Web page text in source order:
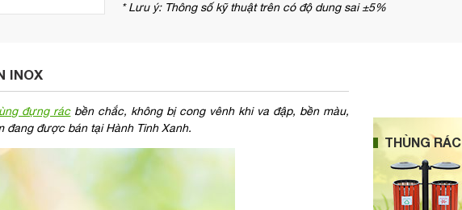
* Lưu ý: Thông số kỹ thuật trên có độ dung sai ±5%
INOX
đựng rácbền chắc, không bị cong vênh khi va đập, bền màu,
đang được bán tại Hành Tinh Xanh.
THÙNG RÁC